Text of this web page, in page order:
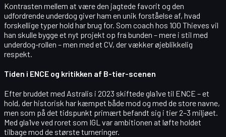
Kontrasten mellem at være den jagtede favorit og den
udfordrende underdog giver ham en unik forståelse af, hvad
forskellige typer hold har brug for. Som coach hos 100 Thieves vil
han skulle bygge et nyt projekt op fra bunden – mere i stil med
underdog-rollen – men med et CV, der vækker øjeblikkelig
respekt.
Tiden i ENCE og kritikken af B-tier-scenen
Efter bruddet med Astralis i 2023 skiftede gla1ve til ENCE – et
hold, der historisk har kæmpet både mod og med de store navne,
men som på det tidspunkt primært befandt sig i tier 2–3 miljøet.
Med gla1ve ved roret som IGL var ambitionen at løfte holdet
tilbage mod de største turneringer.